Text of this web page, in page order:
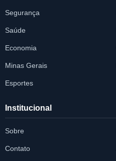
Segurança
Saúde
Economia
Minas Gerais
Esportes
Institucional
Sobre
Contato